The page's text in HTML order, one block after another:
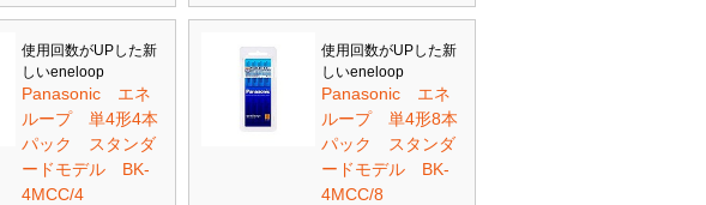
使用回数がUPした新
しいeneloop
Panasonic エネ
ループ 単4形4本
パック スタンダ
ードモデル BK-
4MCC/4
使用回数がUPした新
しいeneloop
Panasonic エネ
ループ 単4形8本
パック スタンダ
ードモデル BK-
4MCC/8